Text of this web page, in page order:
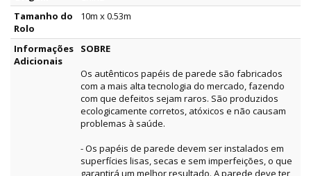
Tamanho do
Rolo
10m x 0.53m
Informações
Adicionais
SOBRE
Os autênticos papéis de parede são fabricados
com a mais alta tecnologia do mercado, fazendo
com que defeitos sejam raros. São produzidos
ecologicamente corretos, atóxicos e não causam
problemas à saúde.
- Os papéis de parede devem ser instalados em
superfícies lisas, secas e sem imperfeições, o que
garantirá um melhor resultado. A parede deve ter